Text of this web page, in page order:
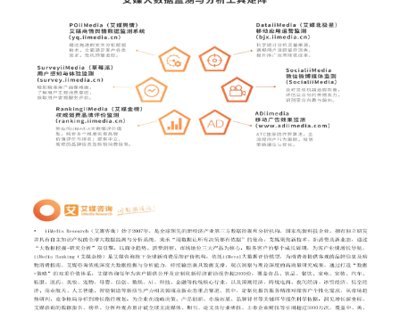
本文内容节选自艾媒咨询发布的
场消费调查数据》，完整版报告共41页，点击下方链接可直达
完整版报告。点击这里 即刻探索艾媒报告中心，更多行业报告
解码商业趋势，助您精准决策！
艾媒咨询 | 2025年中国微短剧市场消费调查数据